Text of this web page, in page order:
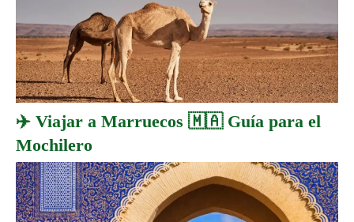
✈️ Viajar a Marruecos 🇲🇦 Guía para el
Mochilero